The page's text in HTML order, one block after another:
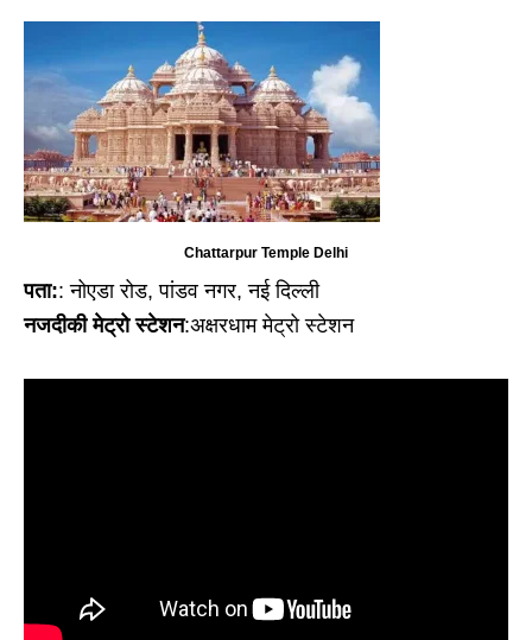
Chattarpur Temple Delhi
पता:: नोएडा रोड, पांडव नगर, नई दिल्ली
नजदीकी मेट्रो स्टेशन:अक्षरधाम मेट्रो स्टेशन